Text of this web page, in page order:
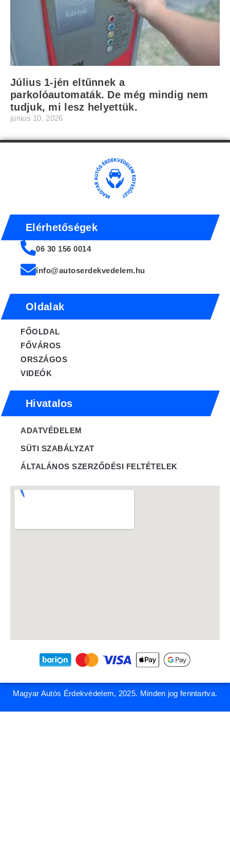
Július 1-jén eltűnnek a
parkolóautomaták. De még mindig nem
tudjuk, mi lesz helyettük.
június 10, 2026
Elérhetőségek
06 30 156 0014
info@autoserdekvedelem.hu
FŐOLDAL
FŐVÁROS
ORSZÁGOS
VIDEÓK
Oldalak
ADATVÉDELEM
SÜTI SZABÁLYZAT
ÁLTALÁNOS SZERZŐDÉSI FELTÉTELEK
Hivatalos
Magyar Autós Érdekvédelem, 2025. Minden jog fenntartva.